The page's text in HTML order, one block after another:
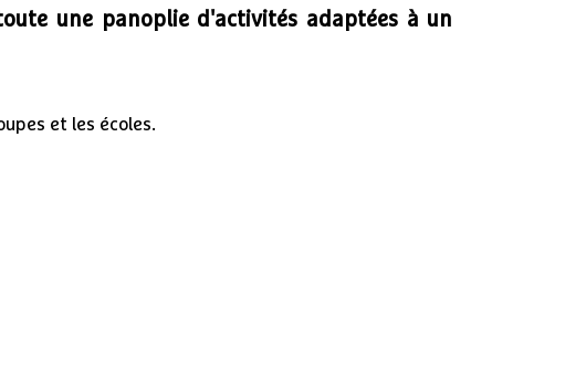
une panoplie d'activités adaptées à un
et les écoles.